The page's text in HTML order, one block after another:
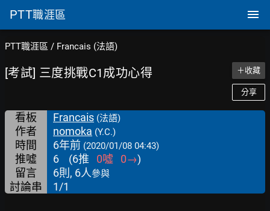
PTT職涯區
PTT職涯區 / Francais (法語)
[考試] 三度挑戰C1成功心得 ＋收藏
分享
看板 Francais (法語)
作者 nomoka (Y.C.)
時間 6年前 (2020/01/08 04:43)
推噓 6 (6推 0噓 0→)
留言
6則, 6人參與
討論串 1/1